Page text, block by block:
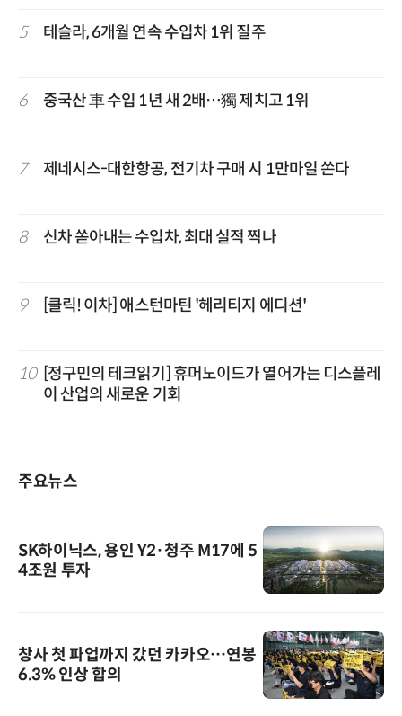
5 테슬라, 6개월 연속 수입차 1위 질주
6 중국산 車 수입 1년 새 2배…獨 제치고 1위
7 제네시스-대한항공, 전기차 구매 시 1만마일 쏜다
8 신차 쏟아내는 수입차, 최대 실적 찍나
9 [클릭! 이차] 애스턴마틴 '헤리티지 에디션'
10
[정구민의 테크읽기] 휴머노이드가 열어가는 디스플레
이 산업의 새로운 기회
주요뉴스
SK하이닉스, 용인 Y2·청주 M17에 5
4조원 투자
창사 첫 파업까지 갔던 카카오…연봉
6.3% 인상 합의